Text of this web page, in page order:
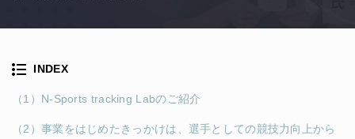
INDEX
（1）N-Sports tracking Labのご紹介
（2）事業をはじめたきっかけは、選手としての競技力向上から